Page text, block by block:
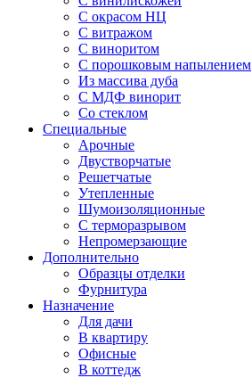
С окрасом НЦ
С витражом
С виноритом
С порошковым напылением
Из массива дуба
С МДФ винорит
Со стеклом
Специальные
Арочные
Двустворчатые
Решетчатые
Утепленные
Шумоизоляционные
С терморазрывом
Непромерзающие
Дополнительно
Образцы отделки
Фурнитура
Назначение
Для дачи
В квартиру
Офисные
В коттедж